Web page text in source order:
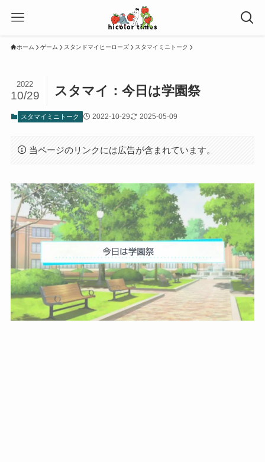
ホーム ゲーム スタンドマイヒーローズ スタマイミニトーク
スタマイ：今日は学園祭
2022
10/29
スタマイミニトーク 2022-10-29 2025-05-09
当ページのリンクには広告が含まれています。